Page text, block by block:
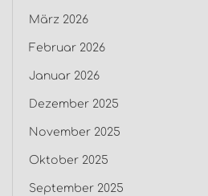
März 2026
Februar 2026
Januar 2026
Dezember 2025
November 2025
Oktober 2025
September 2025